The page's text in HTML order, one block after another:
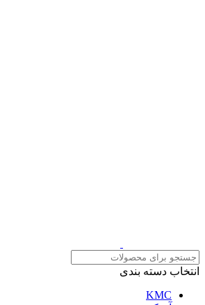
انتخاب دسته بندی
KMC